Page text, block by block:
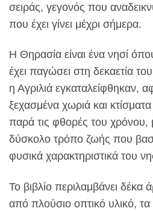
σειράς, γεγονός που
που έχει γίνει μέχρι σήμερα.
Η Θηρασία είναι ένα νησί
έχει παγώσει στη δεκαετία
η Αγριλιά εγκαταλείφθηκαν,
ξεχασμένα χωριά και
παρά τις φθορές του χρόνου,
δύσκολο τρόπο ζωής που
φυσικά χαρακτηριστικά του
Το βιβλίο περιλαμβάνει
από πλούσιο οπτικό υλικό,